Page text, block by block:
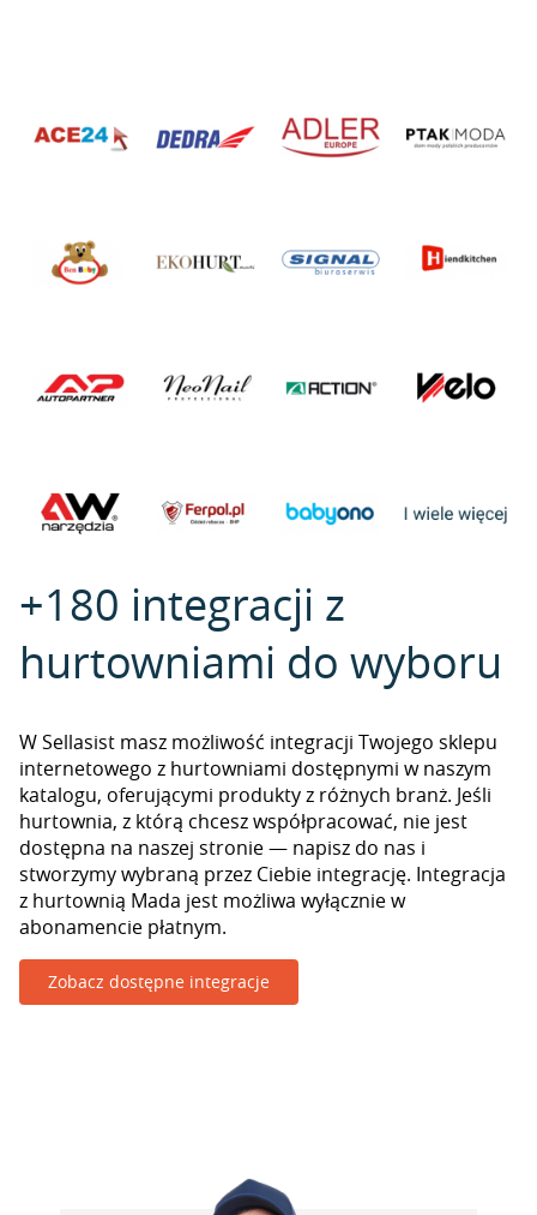
+180 integracji z
hurtowniami do wyboru
W Sellasist masz możliwość integracji Twojego sklepu
internetowego z hurtowniami dostępnymi w naszym
katalogu, oferującymi produkty z różnych branż. Jeśli
hurtownia, z którą chcesz współpracować, nie jest
dostępna na naszej stronie — napisz do nas i
stworzymy wybraną przez Ciebie integrację. Integracja
z hurtownią Mada jest możliwa wyłącznie w
abonamencie płatnym.
Zobacz dostępne integracje